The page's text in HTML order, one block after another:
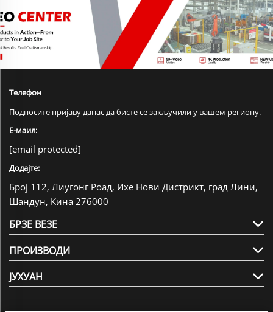
Телефон
Подносите пријаву данас да бисте се закључили у вашем региону.
Е-маил:
[email protected]
Додајте:
Број 112, Лиугонг Роад, Ихе Нови Дистрикт, град Лини,
Шандун, Кина 276000
БРЗЕ ВЕЗЕ
ПРОИЗВОДИ
ЈУХУАН